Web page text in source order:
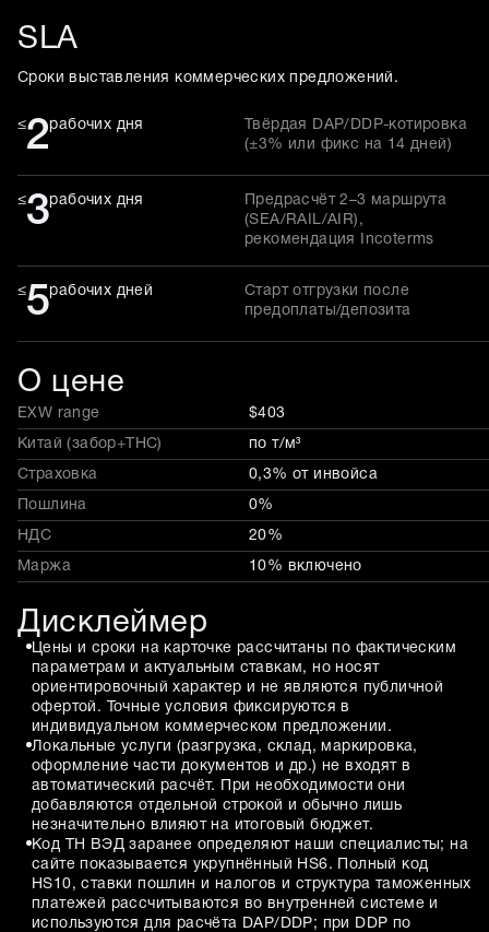
SLA
Сроки выставления коммерческих предложений.
≤2рабочих дня
Твёрдая DAP/DDP-котировка
(±3% или фикс на 14 дней)
≤3рабочих дня
Предрасчёт 2–3 маршрута
(SEA/RAIL/AIR),
рекомендация Incoterms
≤5рабочих дней
Старт отгрузки после
предоплаты/депозита
О цене
EXW range $403
Китай (забор+THC) по т/м³
Страховка 0,3% от инвойса
Пошлина 0%
НДС 20%
Маржа 10% включено
Дисклеймер
Цены и сроки на карточке рассчитаны по фактическим
параметрам и актуальным ставкам, но носят
ориентировочный характер и не являются публичной
офертой. Точные условия фиксируются в
индивидуальном коммерческом предложении.
Локальные услуги (разгрузка, склад, маркировка,
оформление части документов и др.) не входят в
автоматический расчёт. При необходимости они
добавляются отдельной строкой и обычно лишь
незначительно влияют на итоговый бюджет.
Код ТН ВЭД заранее определяют наши специалисты; на
сайте показывается укрупнённый HS6. Полный код
HS10, ставки пошлин и налогов и структура таможенных
платежей рассчитываются во внутренней системе и
используются для расчёта DAP/DDP; при DDP по